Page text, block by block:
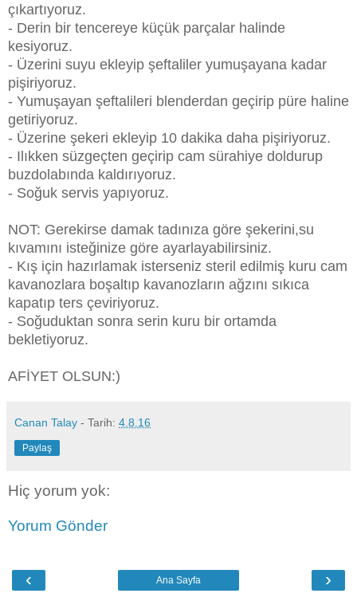
çıkartıyoruz.
- Derin bir tencereye küçük parçalar halinde
kesiyoruz.
- Üzerini suyu ekleyip şeftaliler yumuşayana kadar
pişiriyoruz.
- Yumuşayan şeftalileri blenderdan geçirip püre haline
getiriyoruz.
- Üzerine şekeri ekleyip 10 dakika daha pişiriyoruz.
- Ilıkken süzgeçten geçirip cam sürahiye doldurup
buzdolabında kaldırıyoruz.
- Soğuk servis yapıyoruz.
NOT: Gerekirse damak tadınıza göre şekerini,su
kıvamını isteğinize göre ayarlayabilirsiniz.
- Kış için hazırlamak isterseniz steril edilmiş kuru cam
kavanozlara boşaltıp kavanozların ağzını sıkıca
kapatıp ters çeviriyoruz.
- Soğuduktan sonra serin kuru bir ortamda
bekletiyoruz.
AFİYET OLSUN:)
Canan Talay - Tarih: 4.8.16
Paylaş
Hiç yorum yok:
Yorum Gönder
‹ ›
Ana Sayfa